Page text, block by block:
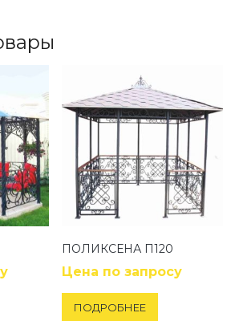
ПОЛИКСЕНА П120
Цена по запросу
ПОДРОБНЕЕ